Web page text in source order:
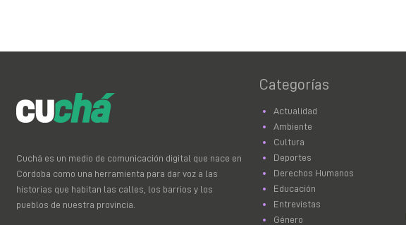
Cuchá es un medio de comunicación digital que nace en
Córdoba como una herramienta para dar voz a las
historias que habitan las calles, los barrios y los
pueblos de nuestra provincia.
Categorías
Actualidad
Ambiente
Cultura
Deportes
Derechos Humanos
Educación
Entrevistas
Género